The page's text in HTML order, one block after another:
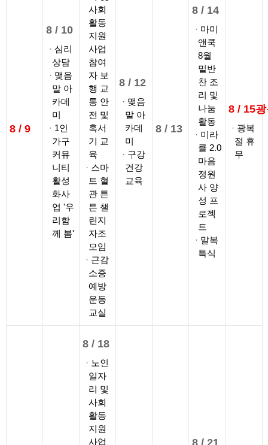
8 / 9
8 / 10
심리
상담
맺음
말 아
카데
미
1인
가구
커뮤
니티
활성
화사
업 '우
리함
께 봄'
사회
활동
지원
사업
참여
자 보
행 교
통 안
전 및
혹서
기 교
육
스마
트 혈
관 튼
튼 챌
린지
자조
모임
근감
소증
예방
운동
교실
8 / 12
맺음
말 아
카데
미
구강
건강
교육
8 / 13
8 / 14
마미
앤쿡
8월
밑반
찬 조
리 및
나눔
활동
미라
클 2.0
마음
정원
사 양
성 프
로젝
트
말복
특식
8 / 15
광복
절 휴
무
8 / 18
노인
일자
리 및
사회
활동
지원
사업
8 / 21